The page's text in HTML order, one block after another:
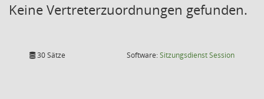
Keine Vertreterzuordnungen gefunden.
30 Sätze Software:SitzungsdienstSession(Wird in